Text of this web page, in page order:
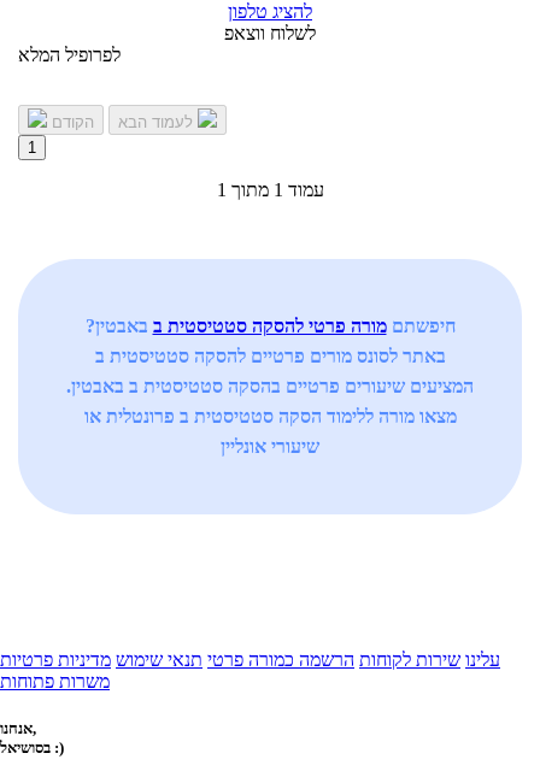
להציג טלפון
לשלוח ווצאפ
לפרופיל המלא
הקודם
1
עמוד 1 מתוך 1
חיפשתםמורה פרטי להסקה סטטיסטית ב באבטין?
באתר לסונס מורים פרטיים להסקה סטטיסטית ב
המציעים שיעורים פרטיים בהסקה סטטיסטית ב באבטין.
מצאו מורה ללימוד הסקה סטטיסטית ב פרונטלית או
שיעורי אונליין
עלינו שירות לקוחות הרשמה כמורה פרטי תנאי שימוש מדיניות פרטיות
משרות פתוחות
אנחנו,
בסושיאל :)